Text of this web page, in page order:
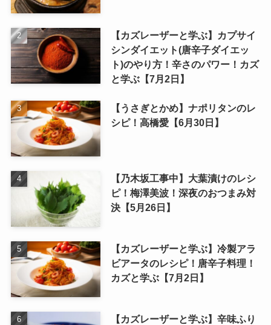
【カズレーザーと学ぶ】カプサイ
シンダイエット(唐辛子ダイエッ
ト)のやり方！辛さのパワー！カズ
と学ぶ【7月2日】
【うさぎとかめ】ナポリタンのレ
シピ！高橋愛【6月30日】
【乃木坂工事中】大葉漬けのレシ
ピ！梅澤美波！深夜のおつまみ対
決【5月26日】
【カズレーザーと学ぶ】冷製アラ
ビアータのレシピ！唐辛子料理！
カズと学ぶ【7月2日】
【カズレーザーと学ぶ】辛味ふり